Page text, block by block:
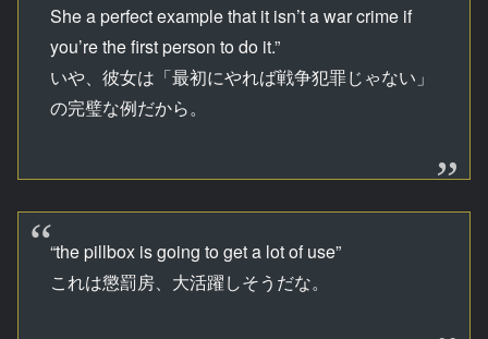
She a perfect example that it isn’t a war crime if
you’re the first person to do it.”
いや、彼女は「最初にやれば戦争犯罪じゃない」
の完璧な例だから。
“the pillbox is going to get a lot of use”
これは懲罰房、大活躍しそうだな。